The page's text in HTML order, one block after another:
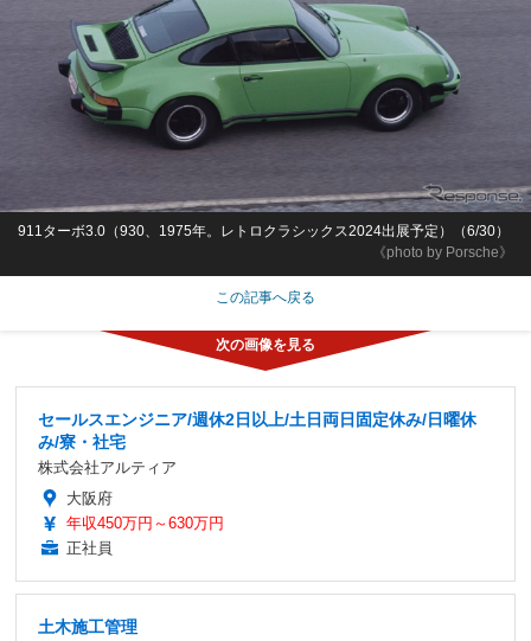
《photo by Porsche》
911ターボ3.0（930、1975年。レトロクラシックス2024出展予定）（6/30）
この記事へ戻る
セールスエンジニア/週休2日以上/土日両日固定休み/日曜休
み/寮・社宅
株式会社アルティア
大阪府
年収450万円～630万円
正社員
土木施工管理